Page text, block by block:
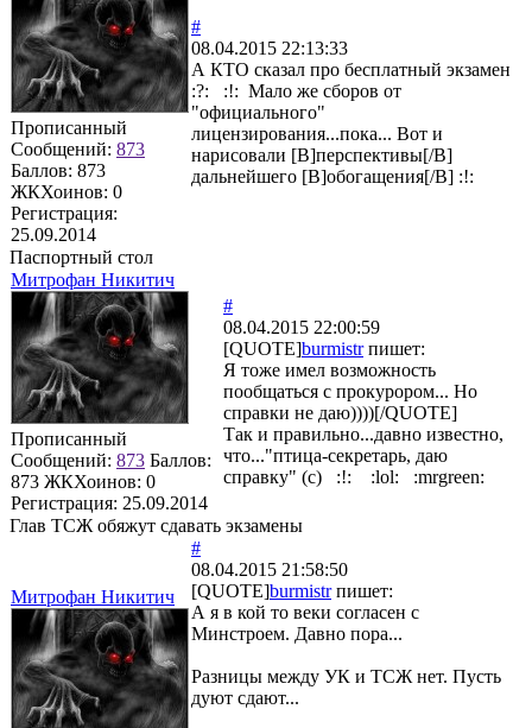
Прописанный
Сообщений: 873
Баллов: 873
ЖКХоинов: 0
Регистрация:
25.09.2014
#
08.04.2015 22:13:33
А КТО сказал про бесплатный экзамен
:?: :!: Мало же сборов от
"официального"
лицензирования...пока... Вот и
нарисовали [B]перспективы[/B]
дальнейшего [B]обогащения[/B] :!:
Паспортный стол
Митрофан Никитич
Прописанный
Сообщений: 873 Баллов:
873 ЖКХоинов: 0
Регистрация: 25.09.2014
#
08.04.2015 22:00:59
[QUOTE]burmistrпишет:
Я тоже имел возможность
пообщаться с прокурором... Но
справки не даю))))[/QUOTE]
Так и правильно...давно известно,
что..."птица-секретарь, даю
справку" (с) :!: :lol: :mrgreen:
Глав ТСЖ обяжут сдавать экзамены
Митрофан Никитич
#
08.04.2015 21:58:50
[QUOTE]burmistrпишет:
А я в кой то веки согласен с
Минстроем. Давно пора...
Разницы между УК и ТСЖ нет. Пусть
дуют сдают...